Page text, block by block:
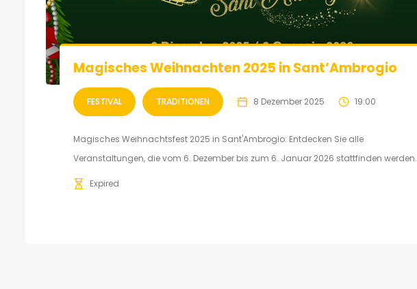
Magisches Weihnachten 2025 in Sant’Ambrogio
FESTIVAL TRADITIONEN 8 Dezember 2025 19:00
Magisches Weihnachtsfest 2025 in Sant'Ambrogio: Entdecken Sie alle
Veranstaltungen, die vom 6. Dezember bis zum 6. Januar 2026 stattfinden werden.
Expired